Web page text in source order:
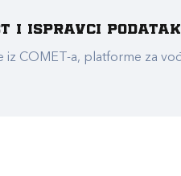
ispravci
iz COMET-a, platforme za